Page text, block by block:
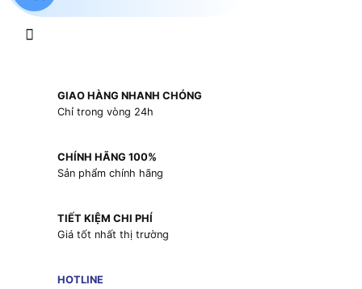
GIAO HÀNG NHANH CHÓNG
Chỉ trong vòng 24h
CHÍNH HÃNG 100%
Sản phẩm chính hãng
TIẾT KIỆM CHI PHÍ
Giá tốt nhất thị trường
HOTLINE